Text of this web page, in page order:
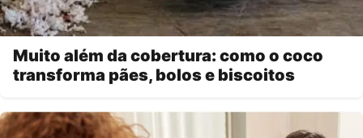
Muito além da cobertura: como o coco
transforma pães, bolos e biscoitos